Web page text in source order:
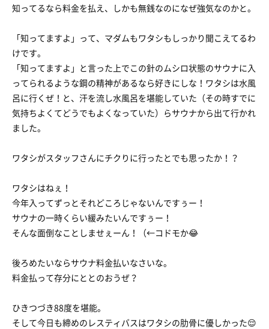
知ってるなら料金を払え、しかも無銭なのになぜ強気なのかと。
「知ってますよ」って、マダムもワタシもしっかり聞こえてるわ
けです。
「知ってますよ」と言った上でこの針のムシロ状態のサウナに入
ってられるような鋼の精神があるなら好きにしな！ワタシは水風
呂に行くぜ！と、汗を流し水風呂を堪能していた（その時すでに
気持ちよくてどうでもよくなっていた）らサウナから出て行かれ
ました。
ワタシがスタッフさんにチクりに行ったとでも思ったか！？
ワタシはねぇ！
今年入ってずっとそれどころじゃないんですぅー！
サウナの一時くらい緩みたいんですぅー！
そんな面倒なことしませぇーん！（←コドモか😂
後ろめたいならサウナ料金払いなさいな。
料金払って存分にととのおうぜ？
ひきつづき88度を堪能。
そして今日も締めのレスティバスはワタシの肋骨に優しかった😌